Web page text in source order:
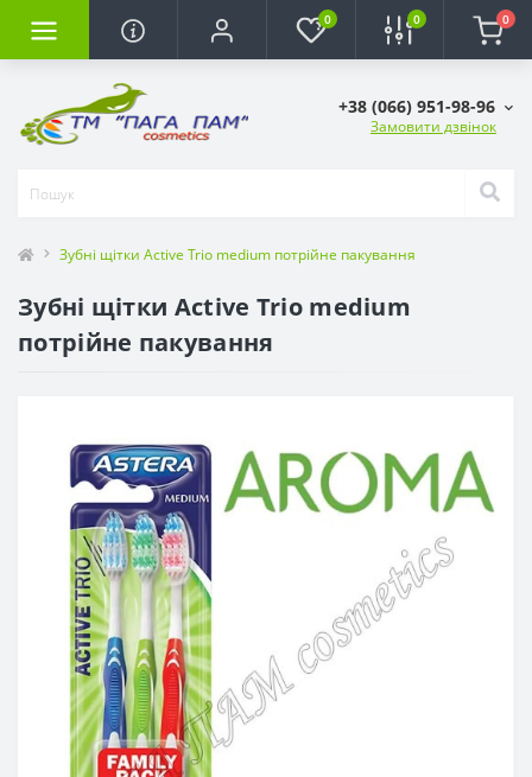
0 0 0
+38 (066) 951-98-96
Замовити дзвінок
Зубні щітки Active Trio medium потрійне пакування
Зубні щітки Active Trio medium
потрійне пакування